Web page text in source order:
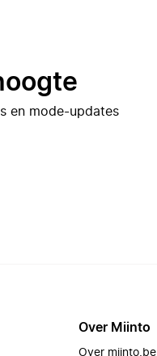
en mode-updates
Over Miinto
Over miinto.be